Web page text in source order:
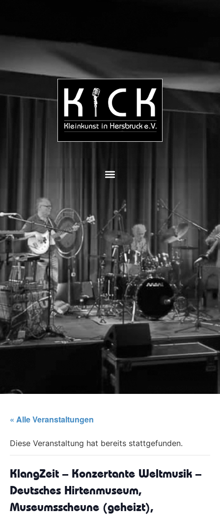
« Alle Veranstaltungen
Diese Veranstaltung hat bereits stattgefunden.
KlangZeit – Konzertante Weltmusik –
Deutsches Hirtenmuseum,
Museumsscheune (geheizt),